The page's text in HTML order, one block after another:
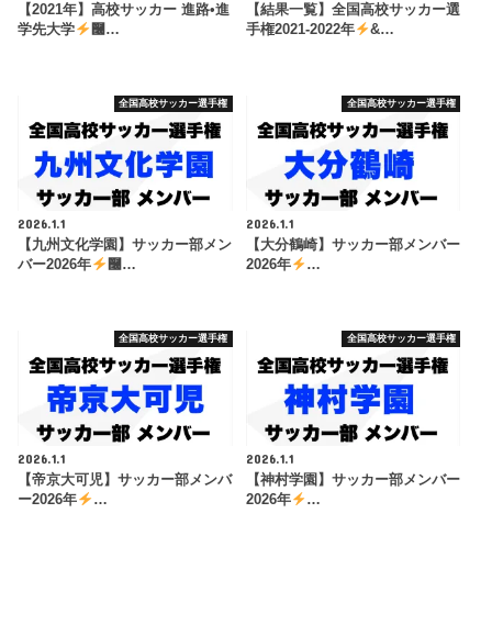
【2021年】高校サッカー 進路•進
学先大学
࿠…
【結果一覧】全国高校サッカー選
手権2021-2022年
&…
全国高校サッカー選手権
2026.1.1
【九州文化学園】サッカー部メン
バー2026年
࿠…
全国高校サッカー選手権
2026.1.1
【大分鶴崎】サッカー部メンバー
2026年
…
全国高校サッカー選手権
2026.1.1
【帝京大可児】サッカー部メンバ
ー2026年
…
全国高校サッカー選手権
2026.1.1
【神村学園】サッカー部メンバー
2026年
…